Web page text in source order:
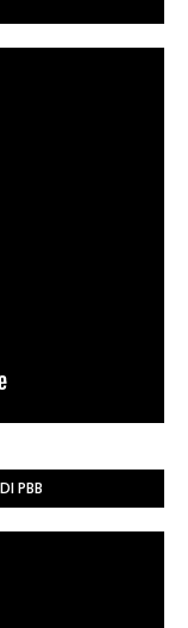
PBB